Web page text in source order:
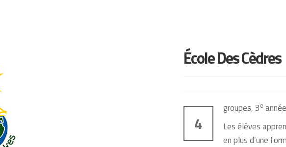
École Des Cèdres
4
groupes, 3e
Les élèves
en plus d’une